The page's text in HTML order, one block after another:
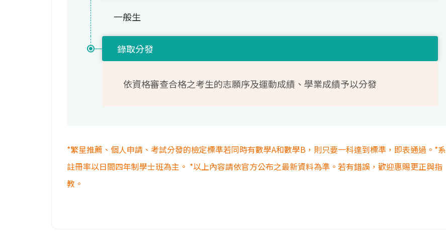
一般生
錄取分發
依資格審查合格之考生的志願序及運動成績、學業成績予以分發
*繁星推薦、個人申請、考試分發的檢定標準若同時有數學A和數學B，則只要一科達到標準，即表通過。*系
註冊率以日間四年制學士班為主。 *以上內容請依官方公布之最新資料為準。若有錯誤，歡迎惠賜更正與指
教。